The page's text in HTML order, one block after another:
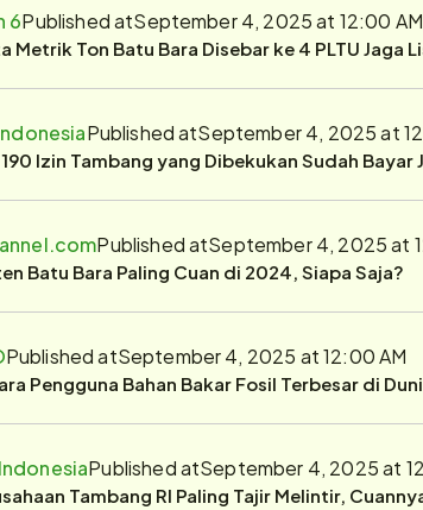
6Published atSeptember 4, 2025 at 12:00 AM
Metrik Ton Batu Bara Disebar ke 4 PLTU Jaga
Published atSeptember 4, 2025 at
Izin Tambang yang Dibekukan Sudah Bayar
Published atSeptember 4, 2025 at
Batu Bara Paling Cuan di 2024, Siapa Saja?
Published atSeptember 4, 2025 at 12:00 AM
Pengguna Bahan Bakar Fosil Terbesar di
Published atSeptember 4, 2025 at
Tambang RI Paling Tajir Melintir,